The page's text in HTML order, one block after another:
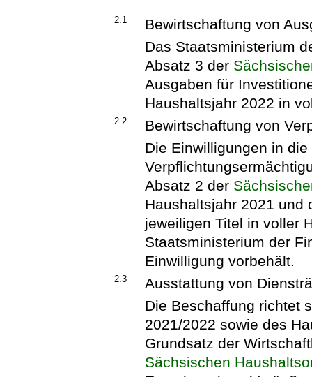
2.1
Bewirtschaftung von
Das Staatsministerium
Absatz 3 der
Ausgaben für
Haushaltsjahr 2022 in
2.2
Bewirtschaftung von
Die Einwilligungen in
Absatz 2 der
Haushaltsjahr 2021 und
jeweiligen Titel in voller
Staatsministerium der
Einwilligung vorbehält.
2.3
Ausstattung von
Die Beschaffung richtet
2021/2022 sowie des
Grundsatz der
Sächsischen